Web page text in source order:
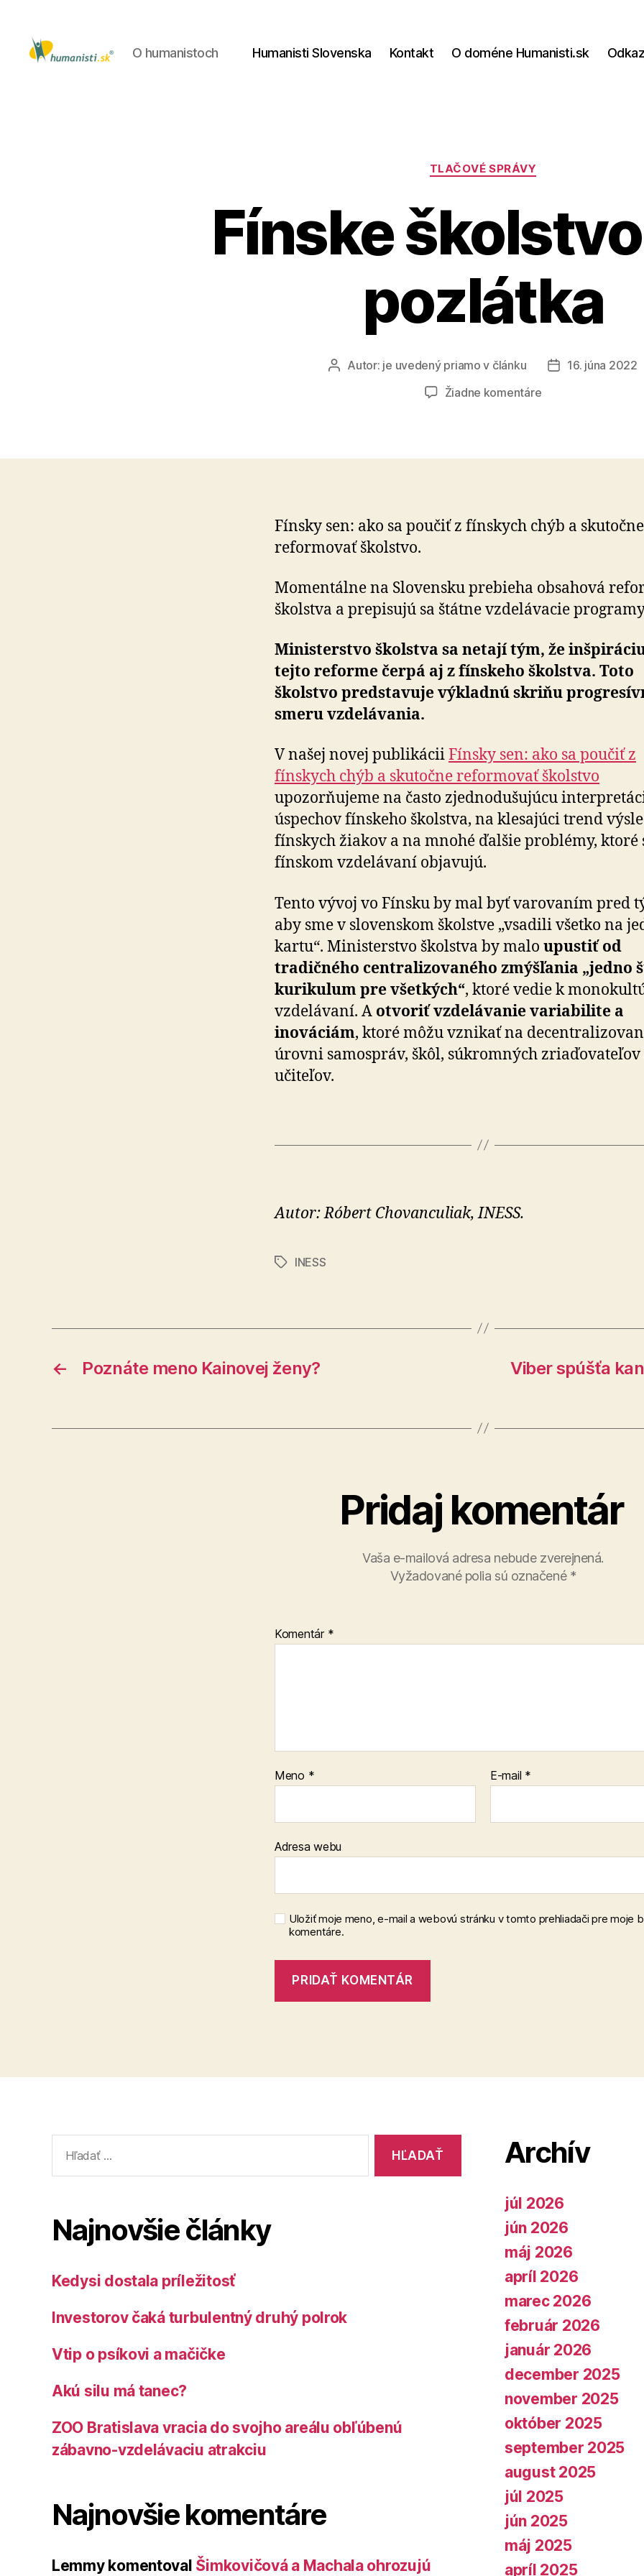
O humanistoch Humanisti Slovenska Kontakt O doméne Humanisti.sk
Kategórie
TLAČOVÉ SPRÁVY
Fínske
pozlátka
AutorAutor: je uvedený priamo v článku
Dátum
16. júna 2022
Žiadne komentárena
pozlátka
Fínsky sen: ako sa poučiť z fínskych chýb a skutočne
reformovať školstvo.
Momentálne na Slovensku prebieha obsahová
školstva a prepisujú sa štátne vzdelávacie
Ministerstvo školstva sa netají tým, že
tejto reforme čerpá aj z fínskeho školstva. Toto
školstvo predstavuje výkladnú skriňu
smeru vzdelávania.
V našej novej publikáciiFínsky sen: ako sa poučiť z
fínskych chýb a skutočne reformovať školstvo
upozorňujeme na často zjednodušujúcu
úspechov fínskeho školstva, na klesajúci trend
fínskych žiakov a na mnohé ďalšie problémy, ktoré
fínskom vzdelávaní objavujú.
Tento vývoj vo Fínsku by mal byť varovaním pred
aby sme v slovenskom školstve „vsadili všetko na
kartu“. Ministerstvo školstva by malo upustiť od
tradičného centralizovaného zmýšľania „jedno
kurikulum pre všetkých“, ktoré vedie k
vzdelávaní. A otvoriť vzdelávanie variabilite a
inováciám, ktoré môžu vznikať na
úrovni samospráv, škôl, súkromných zriaďovateľov
učiteľov.
Autor: Róbert Chovanculiak, INESS.
Značky
INESS
← Poznáte meno Kainovej ženy?
Viber spúšťa
Pridaj komentár
Vaša e-mailová adresa nebude zverejnená.
Vyžadované polia sú označené *
Komentár *
Meno * E-mail *
Adresa webu
Uložiť moje meno, e-mail a webovú stránku v tomto prehliadači pre moje
komentáre.
Najnovšie články
Kedysi dostala príležitosť
Investorov čaká turbulentný druhý polrok
Vtip o psíkovi a mačičke
Akú silu má tanec?
ZOO Bratislava vracia do svojho areálu obľúbenú
zábavno-vzdelávaciu atrakciu
Najnovšie komentáre
Lemmykomentoval Šimkovičová a Machala ohrozujú
Archív
júl 2026
jún 2026
máj 2026
apríl 2026
marec 2026
február 2026
január 2026
december 2025
november 2025
október 2025
september 2025
august 2025
júl 2025
jún 2025
máj 2025
apríl 2025